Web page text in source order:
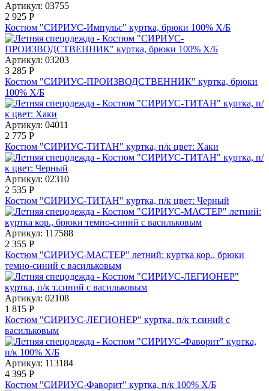
Артикул: 03755
2 925 Р
Костюм "СИРИУС-Импульс" куртка, брюки 100% Х/Б
Артикул: 03203
3 285 Р
Костюм "СИРИУС-ПРОИЗВОДСТВЕННИК" куртка, брюки
100% Х/Б
Артикул: 04011
2 775 Р
Костюм "СИРИУС-ТИТАН" куртка, п/к цвет: Хаки
Артикул: 02310
2 535 Р
Костюм "СИРИУС-ТИТАН" куртка, п/к цвет: Черный
Артикул: 117588
2 355 Р
Костюм "СИРИУС-МАСТЕР" летний: куртка кор., брюки
темно-синий с васильковым
Артикул: 02108
1 815 Р
Костюм "СИРИУС-ЛЕГИОНЕР" куртка, п/к т.синий с
васильковым
Артикул: 113184
4 395 Р
Костюм "СИРИУС-Фаворит" куртка, п/к 100% Х/Б